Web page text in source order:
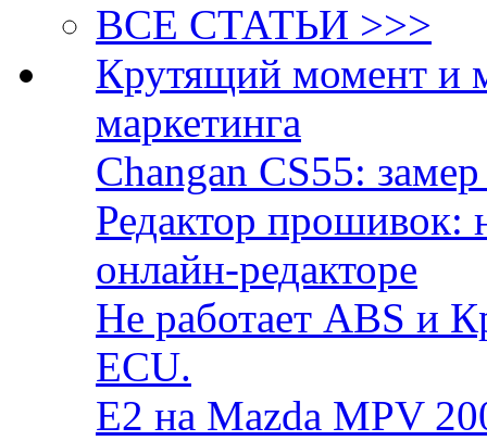
ВСЕ СТАТЬИ >>>
Крутящий момент и
маркетинга
Changan CS55:
Редактор прошивок:
онлайн-редакторе
Не работает ABS и
ECU.
E2 на Mazda MPV